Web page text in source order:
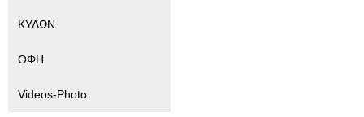
ΚΥΔΩΝ
ΟΦΗ
Videos-Photo